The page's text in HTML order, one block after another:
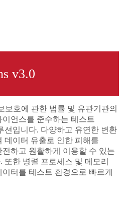
v3.0
보호에 관한 법률 및 유관기관의
언스를 준수하는 테스트
션입니다. 다양하고 유연한 변환
데이터 유출로 인한 피해를
하고 원활하게 이용할 수 있는
또한 병렬 프로세스 및 메모리
터를 테스트 환경으로 빠르게